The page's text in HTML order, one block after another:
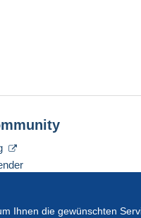
Ihnen die gewünschten